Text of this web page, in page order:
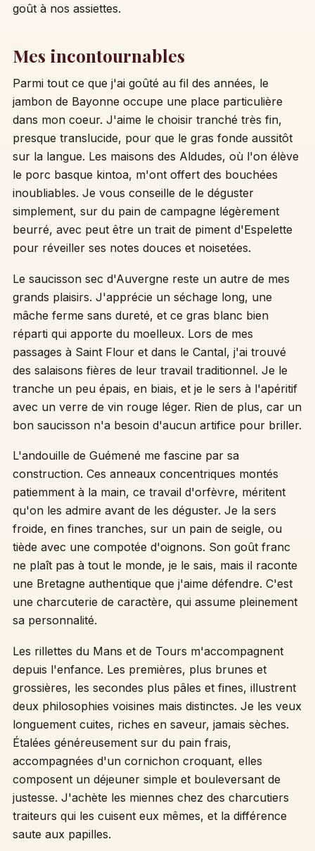
goût à nos assiettes.
Mes incontournables
Parmi tout ce que j'ai goûté au fil des années, le
jambon de Bayonne occupe une place particulière
dans mon coeur. J'aime le choisir tranché très fin,
presque translucide, pour que le gras fonde aussitôt
sur la langue. Les maisons des Aldudes, où l'on élève
le porc basque kintoa, m'ont offert des bouchées
inoubliables. Je vous conseille de le déguster
simplement, sur du pain de campagne légèrement
beurré, avec peut être un trait de piment d'Espelette
pour réveiller ses notes douces et noisetées.
Le saucisson sec d'Auvergne reste un autre de mes
grands plaisirs. J'apprécie un séchage long, une
mâche ferme sans dureté, et ce gras blanc bien
réparti qui apporte du moelleux. Lors de mes
passages à Saint Flour et dans le Cantal, j'ai trouvé
des salaisons fières de leur travail traditionnel. Je le
tranche un peu épais, en biais, et je le sers à l'apéritif
avec un verre de vin rouge léger. Rien de plus, car un
bon saucisson n'a besoin d'aucun artifice pour briller.
L'andouille de Guémené me fascine par sa
construction. Ces anneaux concentriques montés
patiemment à la main, ce travail d'orfèvre, méritent
qu'on les admire avant de les déguster. Je la sers
froide, en fines tranches, sur un pain de seigle, ou
tiède avec une compotée d'oignons. Son goût franc
ne plaît pas à tout le monde, je le sais, mais il raconte
une Bretagne authentique que j'aime défendre. C'est
une charcuterie de caractère, qui assume pleinement
sa personnalité.
Les rillettes du Mans et de Tours m'accompagnent
depuis l'enfance. Les premières, plus brunes et
grossières, les secondes plus pâles et fines, illustrent
deux philosophies voisines mais distinctes. Je les veux
longuement cuites, riches en saveur, jamais sèches.
Étalées généreusement sur du pain frais,
accompagnées d'un cornichon croquant, elles
composent un déjeuner simple et bouleversant de
justesse. J'achète les miennes chez des charcutiers
traiteurs qui les cuisent eux mêmes, et la différence
saute aux papilles.